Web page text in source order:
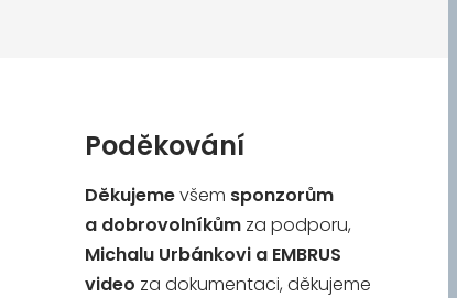
Poděkování
Děkujemevšem sponzorům
a dobrovolníkům za podporu,
Michalu Urbánkovi a EMBRUS
video za dokumentaci, děkujeme